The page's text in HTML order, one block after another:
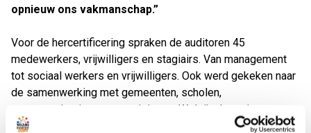
opnieuw ons vakmanschap.”
Voor de hercertificering spraken de auditoren 45
medewerkers, vrijwilligers en stagiairs. Van management
tot sociaal werkers en vrijwilligers. Ook werd gekeken naar
de samenwerking met gemeenten, scholen,
zorgorganisaties en verenigingen. Welzijnskwartier
voldeed op 48 van de 49 normen aan de eisen. Daarbij werd